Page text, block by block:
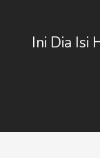
Ini Dia Isi